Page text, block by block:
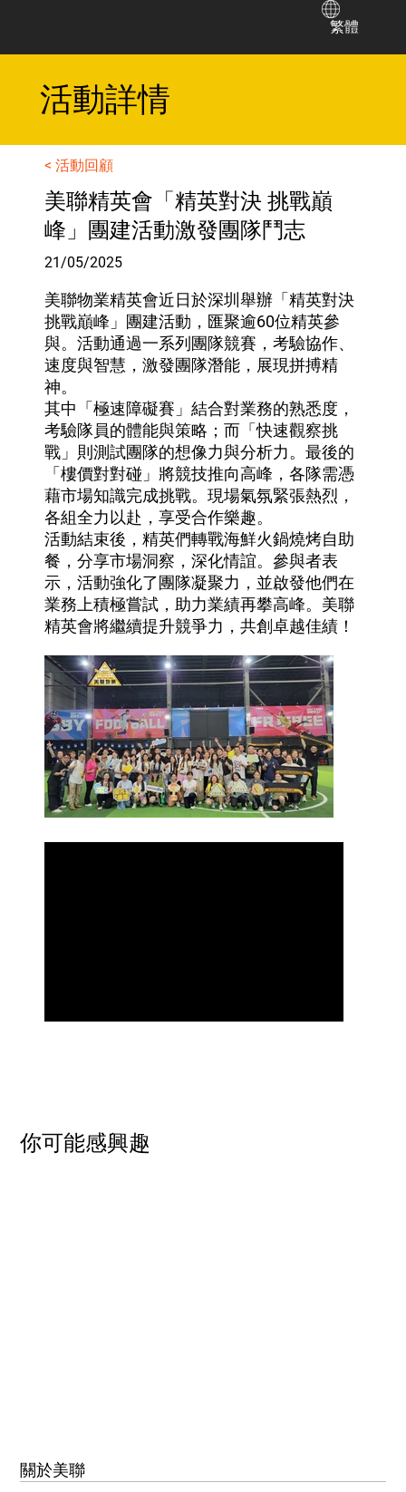
繁體
​活動詳情
美聯物業精英會近日於深圳舉辦「精英對決
挑戰巔峰」團建活動，匯聚逾60位精英參
與。活動通過一系列團隊競賽，考驗協作、
速度與智慧，激發團隊潛能，展現拼搏精
神。
其中「極速障礙賽」結合對業務的熟悉度，
考驗隊員的體能與策略；而「快速觀察挑
戰」則測試團隊的想像力與分析力。最後的
「樓價對對碰」將競技推向高峰，各隊需憑
藉市場知識完成挑戰。現場氣氛緊張熱烈，
各組全力以赴，享受合作樂趣。
活動結束後，精英們轉戰海鮮火鍋燒烤自助
餐，分享市場洞察，深化情誼。參與者表
示，活動強化了團隊凝聚力，並啟發他們在
業務上積極嘗試，助力業績再攀高峰。美聯
精英會將繼續提升競爭力，共創卓越佳績！
21/05/2025
美聯精英會「精英對決 挑戰巔
峰」團建活動激發團隊鬥志
< 活動回顧
​你可能感興趣
關於美聯